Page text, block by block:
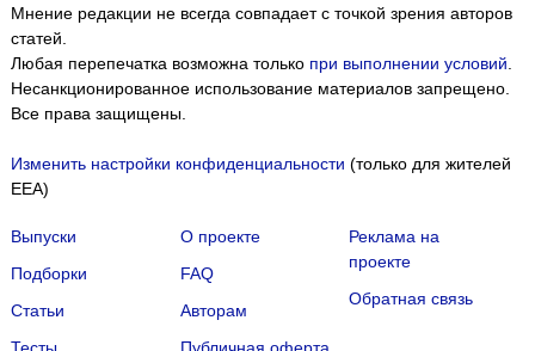
Мнение редакции не всегда совпадает с точкой зрения авторов
статей.
Любая перепечатка возможна только при выполнении условий.
Несанкционированное использование материалов запрещено.
Все права защищены.
Изменить настройки конфиденциальности (только для жителей
EEA)
Выпуски
Подборки
Статьи
О проекте
FAQ
Авторам
Реклама на
проекте
Обратная связь